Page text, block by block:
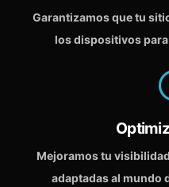
Garantizamos que tu
los dispositivos
Mejoramos tu
adaptadas al mundo